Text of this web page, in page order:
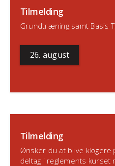
Tilmelding
Grundtræning samt Basis
26. august
Tilmelding
Ønsker du at blive klogere
deltag i reglements kurset